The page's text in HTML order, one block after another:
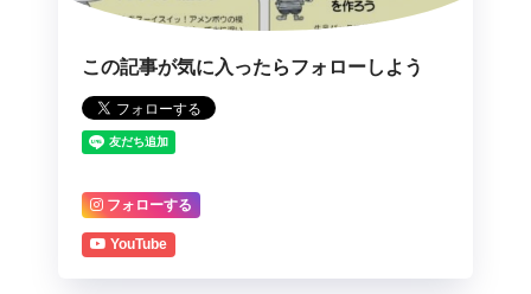
この記事が気に入ったらフォローしよう
フォローする
YouTube